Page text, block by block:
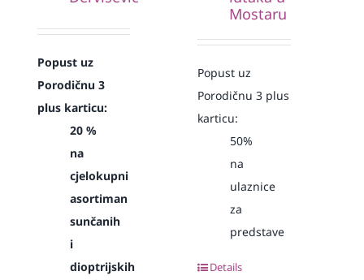
Popust uz
Porodičnu 3
plus karticu:
20 %
na
cjelokupni
asortiman
sunčanih
i
dioptrijskih
Mostaru
Popust uz
Porodičnu 3 plus
karticu:
50%
na
ulaznice
za
predstave
Details